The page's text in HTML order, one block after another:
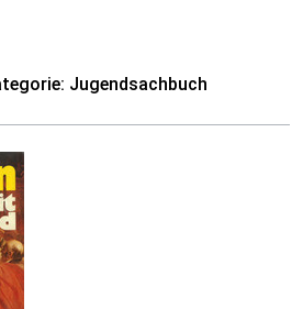
Jugendsachbuch